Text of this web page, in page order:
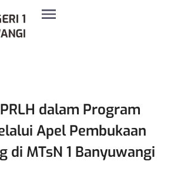
dalam Program
Apel Pembukaan
di MTsN 1 Banyuwangi